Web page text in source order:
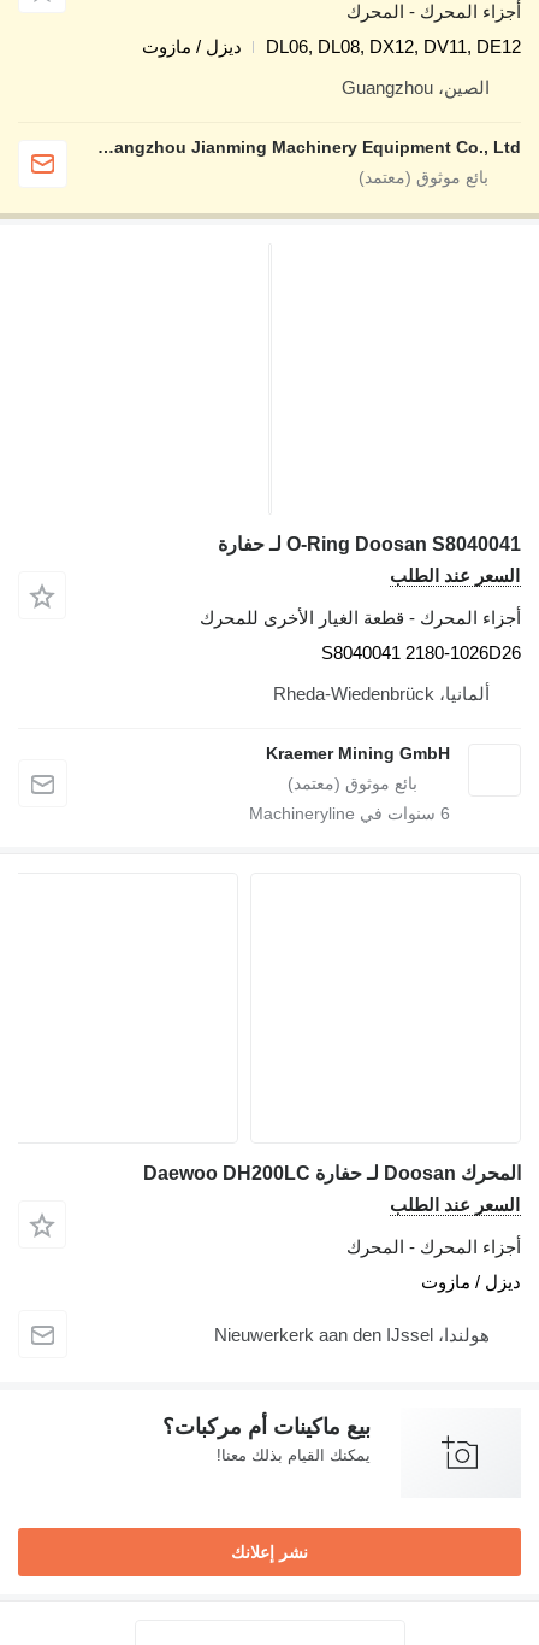
أجزاء المحرك - المحرك
DL06, DL08, DX12, DV11, DE12
ديزل / مازوت
الصين، Guangzhou
Guangzhou Jianming Machinery Equipment Co., Ltd.
O-Ring Doosan S8040041 لـ حفارة
السعر عند الطلب
أجزاء المحرك - قطعة الغيار الأخرى للمحرك
S8040041 2180-1026D26
ألمانيا، Rheda-Wiedenbrück
Kraemer Mining GmbH
6 سنوات في Machineryline
المحرك Doosan لـ حفارة Daewoo DH200LC
السعر عند الطلب
أجزاء المحرك - المحرك
ديزل / مازوت
هولندا، Nieuwerkerk aan den IJssel
بيع ماكينات أم مركبات؟
يمكنك القيام بذلك معنا!
نشر إعلانك